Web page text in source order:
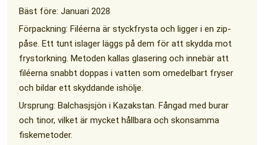
Bäst före: Januari 2028
Förpackning: Filéerna är styckfrysta och ligger i en zip-
påse. Ett tunt islager läggs på dem för att skydda mot
frystorkning. Metoden kallas glasering och innebär att
filéerna snabbt doppas i vatten som omedelbart fryser
och bildar ett skyddande ishölje.
Ursprung: Balchasjsjön i Kazakstan. Fångad med burar
och tinor, vilket är mycket hållbara och skonsamma
fiskemetoder.